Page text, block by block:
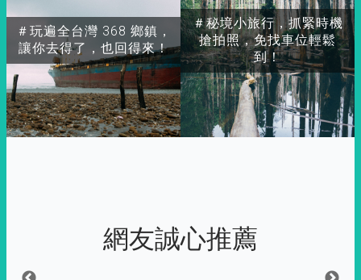
＃玩遍全台灣 368 鄉鎮，
讓你去得了，也回得來！
＃秘境小旅行，抓緊時機
搶拍照，免找車位輕鬆
到！
網友誠心推薦